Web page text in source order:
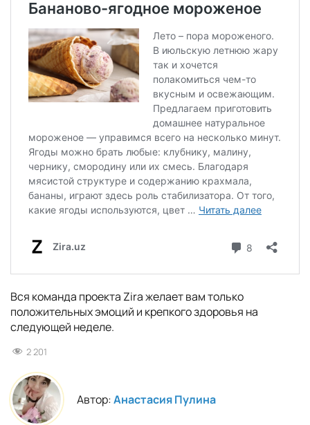
Вся команда проекта Zira желает вам только
положительных эмоций и крепкого здоровья на
следующей неделе.
2 201
Автор:Анастасия Пулина